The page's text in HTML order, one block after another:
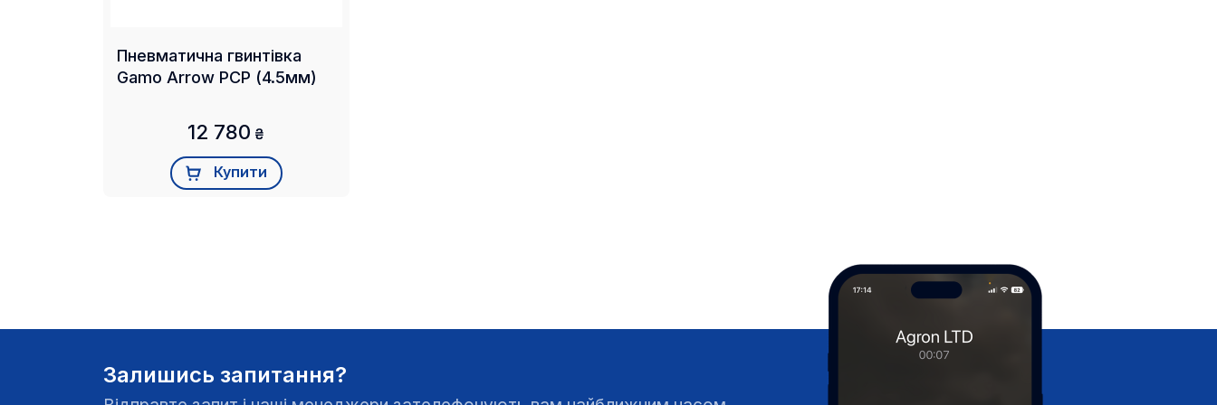
Пневматична гвинтівка
Gamo Arrow PCP (4.5мм)
12 780 ₴
Купити
Залишись запитання?